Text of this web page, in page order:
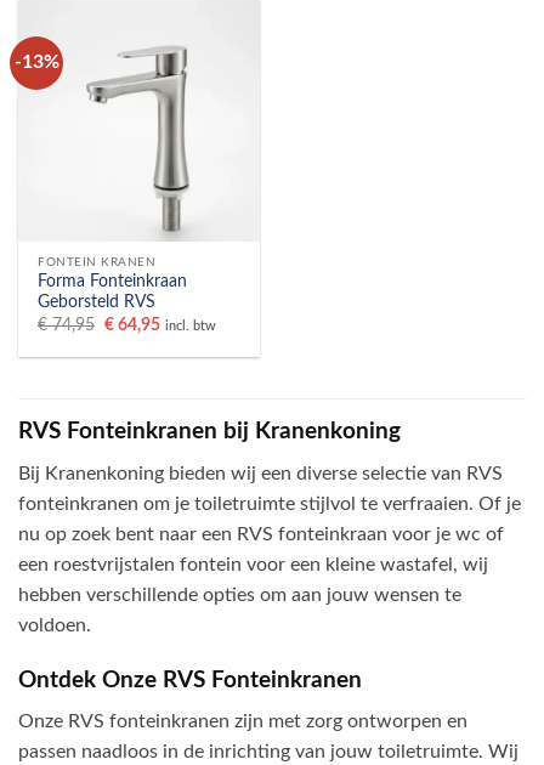
-13%
FONTEIN KRANEN
Forma Fonteinkraan
Geborsteld RVS
€74,95 Oorspronkelijke
was:
€ 64,95Huidige
is:
incl. btw
RVS Fonteinkranen bij Kranenkoning
Bij Kranenkoning bieden wij een diverse selectie van RVS
fonteinkranen om je toiletruimte stijlvol te verfraaien. Of je
nu op zoek bent naar een RVS fonteinkraan voor je wc of
een roestvrijstalen fontein voor een kleine wastafel, wij
hebben verschillende opties om aan jouw wensen te
voldoen.
Ontdek Onze RVS Fonteinkranen
Onze RVS fonteinkranen zijn met zorg ontworpen en
passen naadloos in de inrichting van jouw toiletruimte. Wij